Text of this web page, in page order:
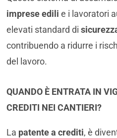
imprese edili e i lavoratori
elevati standard di
contribuendo a ridurre i
del lavoro.
QUANDO È ENTRATA IN
CREDITI NEI CANTIERI?
La patente a crediti, è